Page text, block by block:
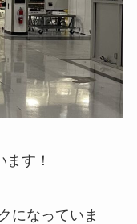
す！
なっていま